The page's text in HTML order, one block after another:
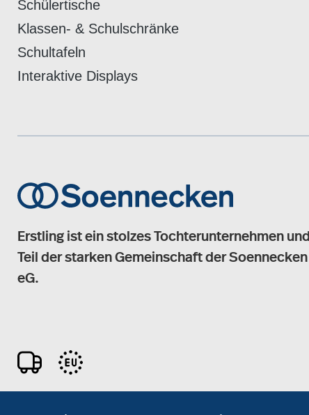
Schülertische
Klassen- & Schulschränke
Schultafeln
Interaktive Displays
Erstling ist ein stolzes Tochterunternehmen und
Teil der starken Gemeinschaft der Soennecken
eG.